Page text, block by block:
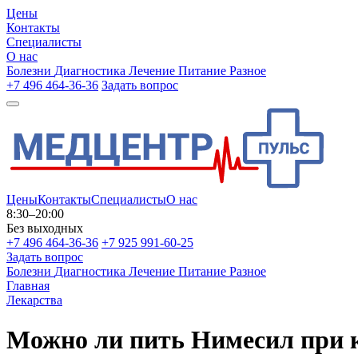
Цены
Контакты
Специалисты
О нас
Болезни Диагностика Лечение Питание Разное
+7 496 464-36-36 Задать вопрос
ЦеныКонтактыСпециалистыО нас
8:30–20:00
Без выходных
+7 496 464-36-36 +7 925 991-60-25
Задать вопрос
Болезни Диагностика Лечение Питание Разное
Главная
Лекарства
Можно ли пить Нимесил при